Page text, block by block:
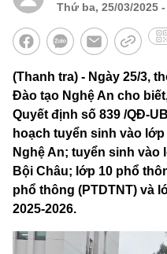
Thứ ba, 25/03/2025
(Thanh tra) - Ngày 25/3,
Đào tạo Nghệ An cho
Quyết định số 839 /QĐ-
hoạch tuyển sinh vào
Nghệ An; tuyển sinh vào
Bội Châu; lớp 10 phổ
phổ thông (PTDTNT) và
2025-2026.